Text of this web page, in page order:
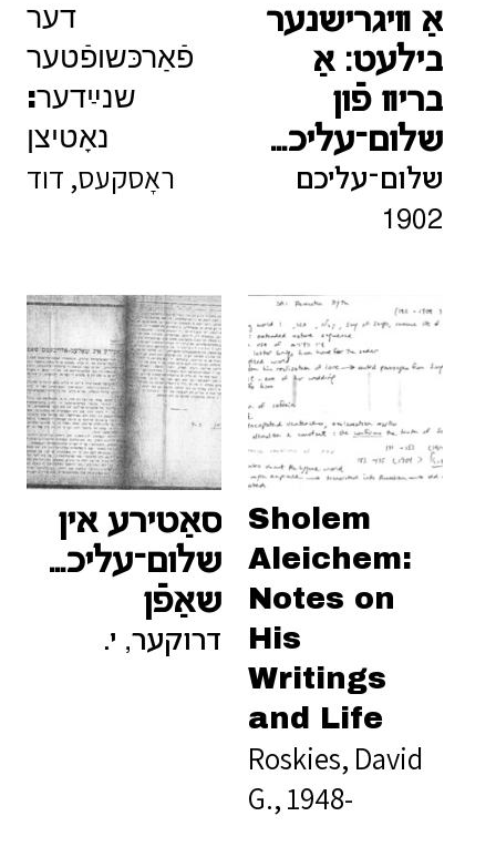
דער
פֿאַרכּשופֿטער
שנײַדער:
נאָטיצן
ראָסקעס, דוד
אַ װיגרישנער
בילעט: אַ
בריװ פֿון
שלום־עליכמען
שלום־עליכם
1902
סאַטירע אין
שלום־עליכמס
שאַפֿן
דרוקער, י.
Sholem
Aleichem:
Notes on
His
Writings
and Life
Roskies, David
G., 1948-